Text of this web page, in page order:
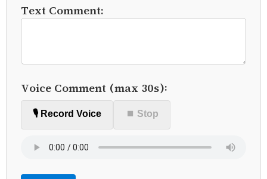
Text Comment:
Voice Comment (max 30s):
🎙️ Record Voice ⏹ Stop